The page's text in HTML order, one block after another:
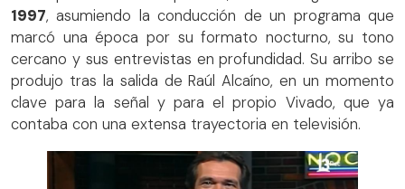
1997, asumiendo la conducción de un programa que
marcó una época por su formato nocturno, su tono
cercano y sus entrevistas en profundidad. Su arribo se
produjo tras la salida de Raúl Alcaíno, en un momento
clave para la señal y para el propio Vivado, que ya
contaba con una extensa trayectoria en televisión.